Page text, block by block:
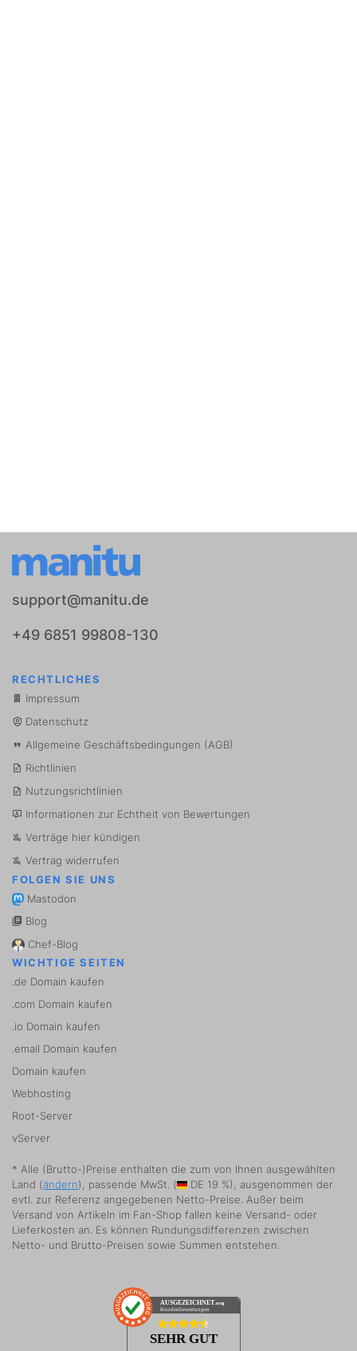
support@manitu.de
+49 6851 99808-130
RECHTLICHES
Impressum
Datenschutz
Allgemeine Geschäftsbedingungen (AGB)
Richtlinien
Nutzungsrichtlinien
Informationen zur Echtheit von Bewertungen
Verträge hier kündigen
Vertrag widerrufen
FOLGEN SIE UNS
Mastodon
Blog
Chef-Blog
WICHTIGE SEITEN
.de Domain kaufen
.com Domain kaufen
.io Domain kaufen
.email Domain kaufen
Domain kaufen
Webhosting
Root-Server
vServer
* Alle (Brutto-)Preise enthalten die zum von Ihnen ausgewählten
Land (ändern), passende MwSt. (
DE 19 %), ausgenommen der
evtl. zur Referenz angegebenen Netto-Preise. Außer beim
Versand von Artikeln im Fan-Shop fallen keine Versand- oder
Lieferkosten an. Es können Rundungsdifferenzen zwischen
Netto- und Brutto-Preisen sowie Summen entstehen.
AUSGEZEICHNET.org
Kundenbewertungen
SEHR GUT